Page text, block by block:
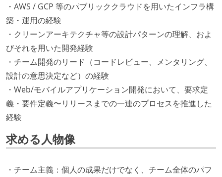
・AWS / GCP 等のパブリッククラウドを用いたインフラ構
築・運用の経験
・クリーンアーキテクチャ等の設計パターンの理解、およ
びそれを用いた開発経験
・チーム開発のリード（コードレビュー、メンタリング、
設計の意思決定など）の経験
・Web/モバイルアプリケーション開発において、要求定
義・要件定義〜リリースまでの一連のプロセスを推進した
経験
求める人物像
・チーム主義：個人の成果だけでなく、チーム全体のパフ